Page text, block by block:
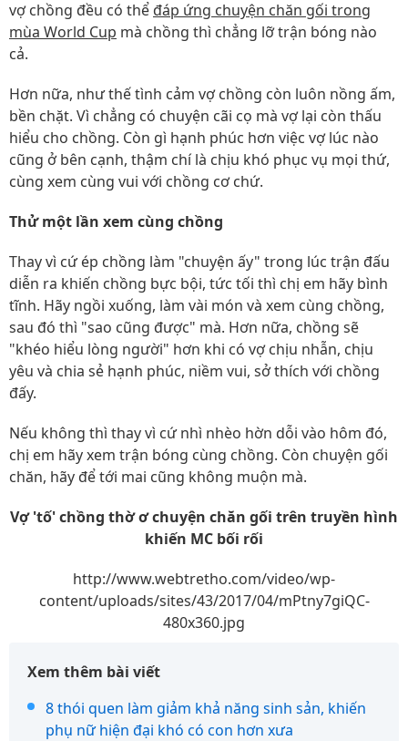
vợ chồng đều có thể đáp ứng chuyện chăn gối trong
mùa World Cup mà chồng thì chẳng lỡ trận bóng nào
cả.
Hơn nữa, như thế tình cảm vợ chồng còn luôn nồng ấm,
bền chặt. Vì chẳng có chuyện cãi cọ mà vợ lại còn thấu
hiểu cho chồng. Còn gì hạnh phúc hơn việc vợ lúc nào
cũng ở bên cạnh, thậm chí là chịu khó phục vụ mọi thứ,
cùng xem cùng vui với chồng cơ chứ.
Thử một lần xem cùng chồng
Thay vì cứ ép chồng làm "chuyện ấy" trong lúc trận đấu
diễn ra khiến chồng bực bội, tức tối thì chị em hãy bình
tĩnh. Hãy ngồi xuống, làm vài món và xem cùng chồng,
sau đó thì "sao cũng được" mà. Hơn nữa, chồng sẽ
"khéo hiểu lòng người" hơn khi có vợ chịu nhẫn, chịu
yêu và chia sẻ hạnh phúc, niềm vui, sở thích với chồng
đấy.
Nếu không thì thay vì cứ nhì nhèo hờn dỗi vào hôm đó,
chị em hãy xem trận bóng cùng chồng. Còn chuyện gối
chăn, hãy để tới mai cũng không muộn mà.
Vợ 'tố' chồng thờ ơ chuyện chăn gối trên truyền hình
khiến MC bối rối
http://www.webtretho.com/video/wp-
content/uploads/sites/43/2017/04/mPtny7giQC-
480x360.jpg
Xem thêm bài viết
8 thói quen làm giảm khả năng sinh sản, khiến
phụ nữ hiện đại khó có con hơn xưa